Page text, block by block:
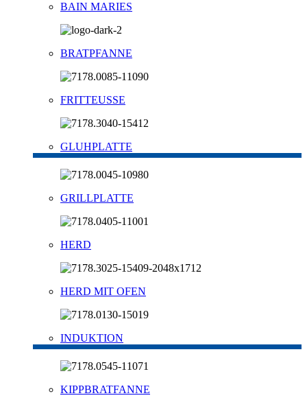
BAIN MARIES
BRATPFANNE
FRITTEUSSE
GLUHPLATTE
GRILLPLATTE
HERD
HERD MIT OFEN
INDUKTION
KIPPBRATFANNE